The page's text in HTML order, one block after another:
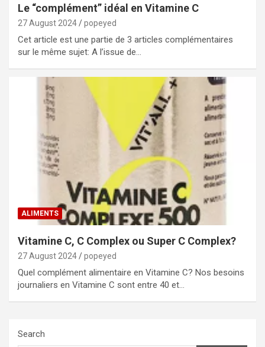
Le “complément” idéal en Vitamine C
27 August 2024 popeyed
Cet article est une partie de 3 articles complémentaires
sur le même sujet: A l’issue de…
ALIMENTS
Vitamine C, C Complex ou Super C Complex?
27 August 2024 popeyed
Quel complément alimentaire en Vitamine C? Nos besoins
journaliers en Vitamine C sont entre 40 et…
Search